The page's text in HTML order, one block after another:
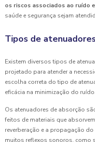
os riscos associados ao ruído
saúde e segurança sejam
Tipos de
Existem diversos tipos de
projetado para atender a
escolha correta do tipo de
eficácia na minimização do ruído.
Os atenuadores de absorção
feitos de materiais que
reverberação e a propagação
muitos reflexos sonoros, como